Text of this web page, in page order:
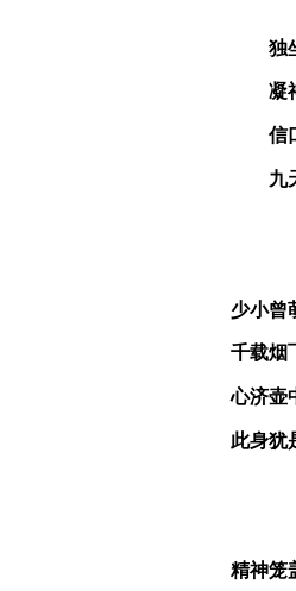
独
凝
信
九
少小曾
千载烟
心济壶
此身犹
精神笼